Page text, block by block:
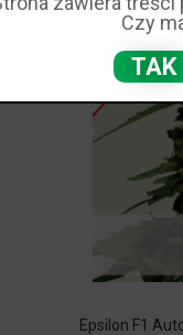
Epsilon F1
Czy
TAK